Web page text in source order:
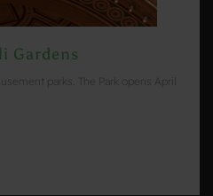
Gardens
parks. The Park opens April